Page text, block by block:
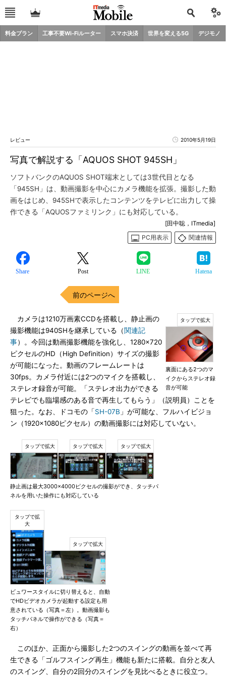
料金プラン 工事不要Wi-Fiルーター スマホ決済 世界を変える5G デジモノ
レビュー 2010年5月19日
写真で解説する「AQUOS SHOT 945SH」
ソフトバンクのAQUOS SHOT端末としては3世代目となる
「945SH」は、動画撮影を中心にカメラ機能を拡張。撮影した動
画をはじめ、945SHで表示したコンテンツをテレビに出力して操
作できる「AQUOSファミリンク」にも対応している。
[田中聡，ITmedia]
PC用表示
関連情報
Share Post LINE Hatena
前のページへ
裏面にある2つのマ
イクからステレオ録
音が可能
カメラは1210万画素CCDを搭載し、静止画の
撮影機能は940SHを継承している（関連記
事）。今回は動画撮影機能を強化し、1280×720
ピクセルのHD（High Definition）サイズの撮影
が可能になった。動画のフレームレートは
30fps。カメラ付近には2つのマイクを搭載し、
ステレオ録音が可能。「ステレオ出力ができる
テレビでも臨場感のある音で再生してもらう」（説明員）ことを
狙った。なお、ドコモの「SH-07B 」が可能な、フルハイビジョ
ン（1920×1080ピクセル）の動画撮影には対応していない。
静止画は最大3000×4000ピクセルの撮影ができ、タッチパ
ネルを用いた操作にも対応している
ビュワースタイルに切り替えると、自動
でHDビデオカメラが起動する設定も用
意されている（写真＝左）。動画撮影も
タッチパネルで操作ができる（写真＝
右）
このほか、正面から撮影した2つのスイングの動画を並べて再
生できる「ゴルフスイング再生」機能も新たに搭載。自分と友人
のスイング、自分の2回分のスイングを見比べるときに役立つ。